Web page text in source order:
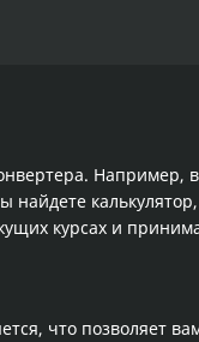
Например,
курсах и
что позволяет